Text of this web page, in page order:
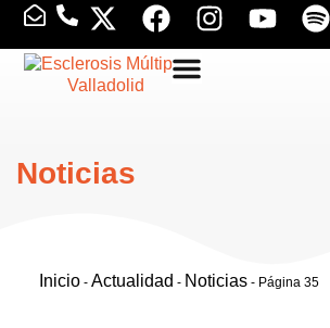
Noticias
Inicio- Actualidad - Noticias- Página 35